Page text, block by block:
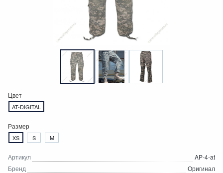
Цвет
AT-DIGITAL
Размер
XS S M
Артикул
AP-4-at
Бренд
Оригинал